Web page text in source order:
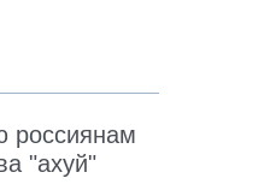
россиянам
"ахуй"